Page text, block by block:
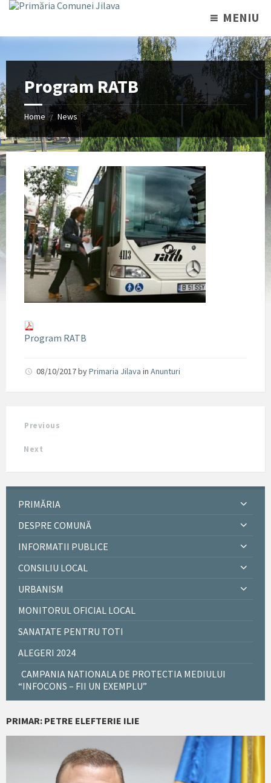
MENIU
Program RATB
Home / News
Program RATB
08/10/2017byPrimaria Jilava in Anunturi
Previous
Next
PRIMĂRIA
DESPRE COMUNĂ
INFORMATII PUBLICE
CONSILIU LOCAL
URBANISM
MONITORUL OFICIAL LOCAL
SANATATE PENTRU TOTI
ALEGERI 2024
CAMPANIA NATIONALA DE PROTECTIA MEDIULUI
“INFOCONS – FII UN EXEMPLU”
PRIMAR: PETRE ELEFTERIE ILIE